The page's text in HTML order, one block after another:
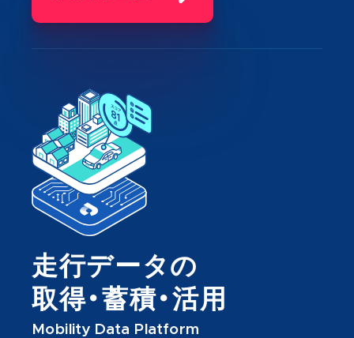
走行データの
取得・蓄積・活用
Mobility Data Platform